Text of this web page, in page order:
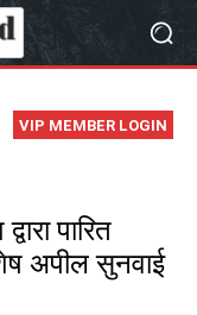
VIP MEMBER LOGIN
पारित
अपील सुनवाई